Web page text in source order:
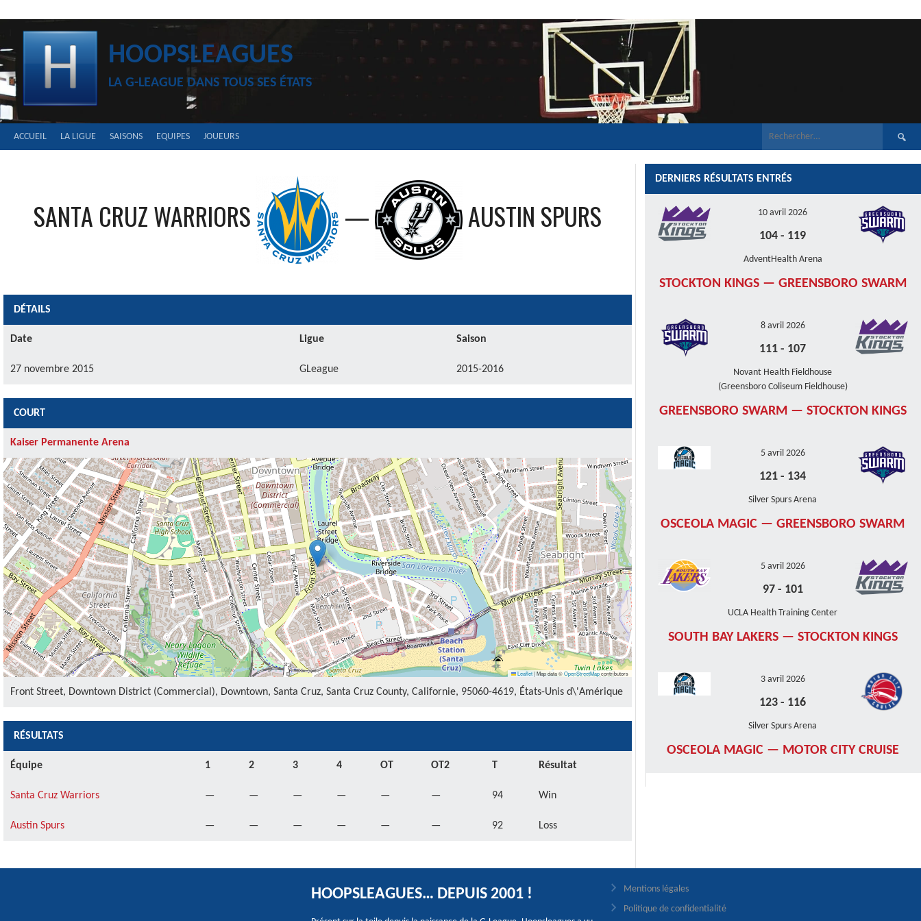
HOOPSLEAGUES
LA G-LEAGUE DANS TOUS SES ÉTATS
ACCUEIL LA LIGUE SAISONS EQUIPES JOUEURS
SANTA CRUZ WARRIORS — AUSTIN SPURS
DÉTAILS
Date Ligue Saison
27 novembre 2015 GLeague 2015-2016
COURT
Kaiser Permanente Arena
Leaflet|Map data ©OpenStreetMapcontributors
Front Street, Downtown District (Commercial), Downtown, Santa Cruz, Santa Cruz County, Californie, 95060-4619, États-Unis d\'Amérique
RÉSULTATS
Équipe 1 2 3 4 OT OT2 T Résultat
Santa Cruz Warriors — — — — — — 94 Win
Austin Spurs — — — — — — 92 Loss
DERNIERS RÉSULTATS ENTRÉS
10 avril 2026
104 - 119
AdventHealth Arena
STOCKTON KINGS — GREENSBORO SWARM
8 avril 2026
111 - 107
Novant Health Fieldhouse
(Greensboro Coliseum Fieldhouse)
GREENSBORO SWARM — STOCKTON KINGS
5 avril 2026
121 - 134
Silver Spurs Arena
OSCEOLA MAGIC — GREENSBORO SWARM
5 avril 2026
97- 101
UCLA Health Training Center
SOUTH BAY LAKERS — STOCKTON KINGS
3 avril 2026
123 - 116
Silver Spurs Arena
OSCEOLA MAGIC — MOTOR CITY CRUISE
HOOPSLEAGUES… DEPUIS 2001 !
Mentions légales
Politique de confidentialité